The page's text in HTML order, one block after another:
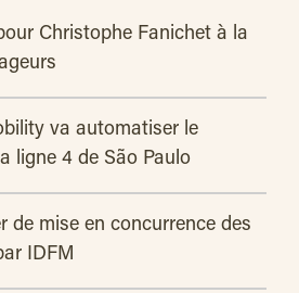
Christophe Fanichet à la
va automatiser le
ligne 4 de São Paulo
de mise en concurrence des
IDFM